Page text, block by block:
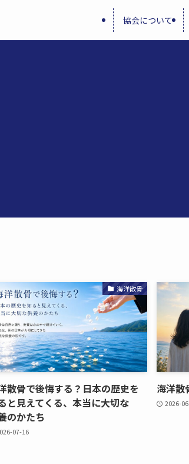
協会について
海洋散骨
散骨で​後悔する？​日本の​歴史を​
と​見えてくる、​本当に​大切な​
のかたち
07-16
海洋散
2026-